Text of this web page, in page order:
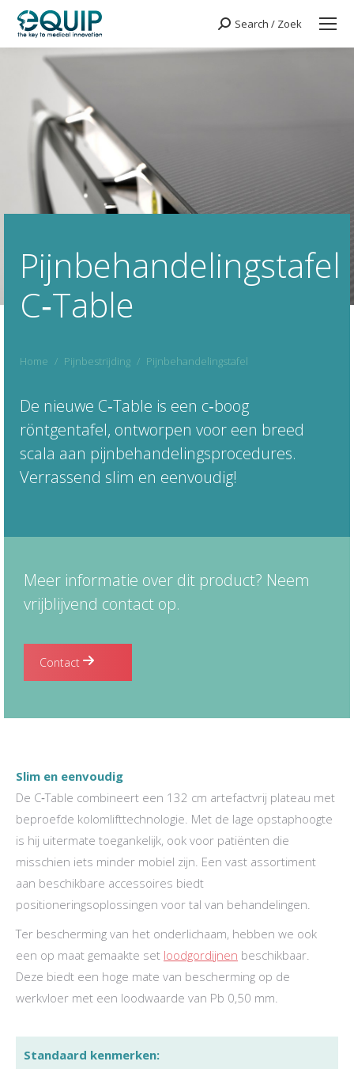
Search:
Search / Zoek
Pijnbehandelingstafel
C‑Table
Je bent hier:
Home Pijnbestrijding Pijnbehandelingstafel
De nieuwe C‑Table is een c‑boog
röntgentafel, ontworpen voor een breed
scala aan pijnbehandelingsprocedures.
Verrassend slim en eenvoudig!
Meer informatie over dit product? Neem
vrijblijvend contact op.
Contact
Slim en eenvoudig
De C‑Table combineert een 132 cm artefactvrij plateau met
beproefde kolomlifttechnologie. Met de lage opstaphoogte
is hij uitermate toegankelijk, ook voor patiënten die
misschien iets minder mobiel zijn. Een vast assortiment
aan beschikbare accessoires biedt
positioneringsoplossingen voor tal van behandelingen.
Ter bescherming van het onderlichaam, hebben we ook
een op maat gemaakte set loodgordijnen beschikbaar.
Deze biedt een hoge mate van bescherming op de
werkvloer met een loodwaarde van Pb 0,50 mm.
Standaard kenmerken: